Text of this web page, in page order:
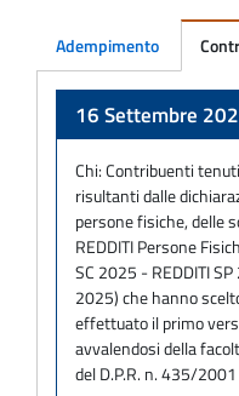
Adempimento
16 Settembre
Chi:Contribuenti
risultanti dalle
persone fisiche, delle
REDDITI Persone
SC 2025 - REDDITI
2025) che hanno
effettuato il primo
avvalendosi della
del D.P.R. n. 435/2001